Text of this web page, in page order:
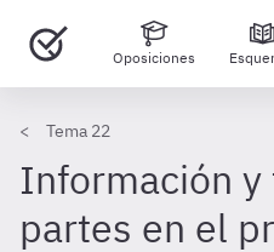
Oposiciones
Tema 22
Información
partes en el